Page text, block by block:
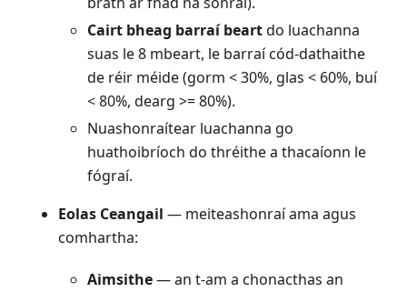
Cairt bheag barraí beartdo luachanna
suas le 8 mbeart, le barraí cód-dathaithe
de réir méide (gorm < 30%, glas < 60%, buí
< 80%, dearg >= 80%).
Nuashonraítear luachanna go
huathoibríoch do thréithe a thacaíonn le
fógraí.
Eolas Ceangail — meiteashonraí ama agus
comhartha:
Aimsithe— an t-am a chonacthas an